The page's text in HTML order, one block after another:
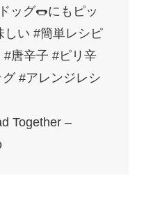
ッグ🌭にもピッ
しい #簡単レシピ
#唐辛子 #ピリ辛
グ #アレンジレシ
Together –